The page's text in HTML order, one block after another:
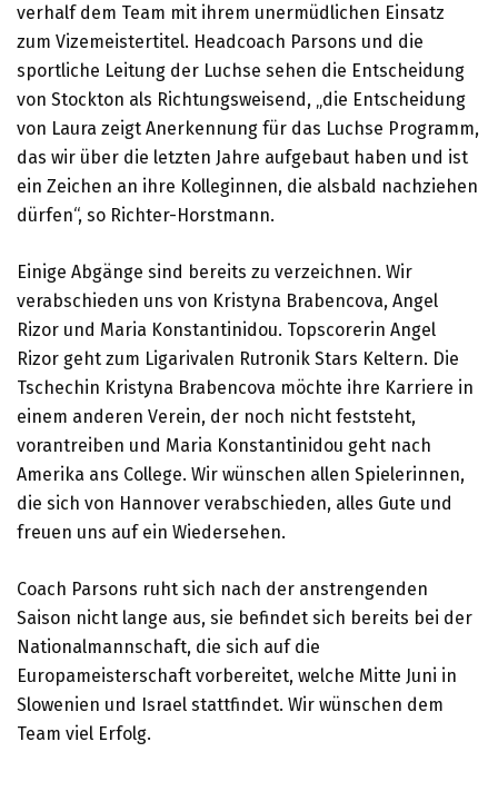
verhalf dem Team mit ihrem unermüdlichen Einsatz
zum Vizemeistertitel. Headcoach Parsons und die
sportliche Leitung der Luchse sehen die Entscheidung
von Stockton als Richtungsweisend, „die Entscheidung
von Laura zeigt Anerkennung für das Luchse Programm,
das wir über die letzten Jahre aufgebaut haben und ist
ein Zeichen an ihre Kolleginnen, die alsbald nachziehen
dürfen“, so Richter-Horstmann.
Einige Abgänge sind bereits zu verzeichnen. Wir
verabschieden uns von Kristyna Brabencova, Angel
Rizor und Maria Konstantinidou. Topscorerin Angel
Rizor geht zum Ligarivalen Rutronik Stars Keltern. Die
Tschechin Kristyna Brabencova möchte ihre Karriere in
einem anderen Verein, der noch nicht feststeht,
vorantreiben und Maria Konstantinidou geht nach
Amerika ans College. Wir wünschen allen Spielerinnen,
die sich von Hannover verabschieden, alles Gute und
freuen uns auf ein Wiedersehen.
Coach Parsons ruht sich nach der anstrengenden
Saison nicht lange aus, sie befindet sich bereits bei der
Nationalmannschaft, die sich auf die
Europameisterschaft vorbereitet, welche Mitte Juni in
Slowenien und Israel stattfindet. Wir wünschen dem
Team viel Erfolg.